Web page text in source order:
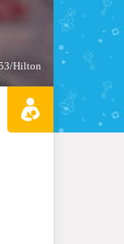
Hilton